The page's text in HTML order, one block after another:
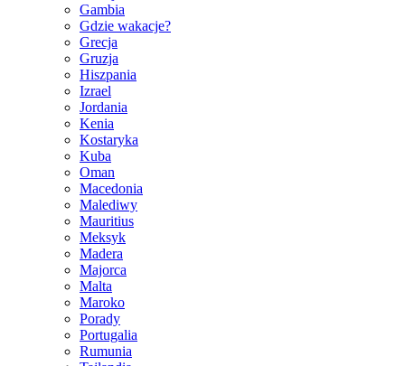
Gambia
Gdzie wakacje?
Grecja
Gruzja
Hiszpania
Izrael
Jordania
Kenia
Kostaryka
Kuba
Oman
Macedonia
Malediwy
Mauritius
Meksyk
Madera
Majorca
Malta
Maroko
Porady
Portugalia
Rumunia